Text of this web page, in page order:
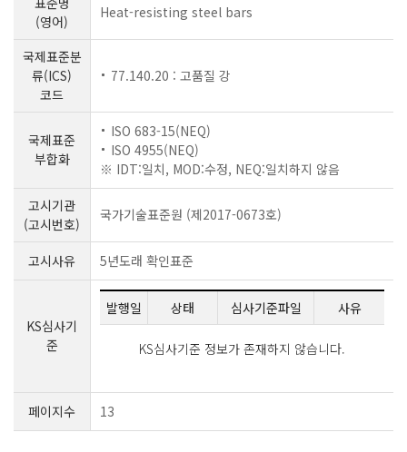
(영어)
Heat-resisting steel bars
국제표준분
류(ICS)
코드
77.140.20 : 고품질 강
국제표준
부합화
ISO 683-15(NEQ)
ISO 4955(NEQ)
※ IDT:일치, MOD:수정, NEQ:일치하지 않음
고시기관
(고시번호)
국가기술표준원 (제2017-0673호)
고시사유 5년도래 확인표준
KS심사기
준
발행일 상태 심사기준파일 사유
KS심사기준 정보가 존재하지 않습니다.
페이지수 13